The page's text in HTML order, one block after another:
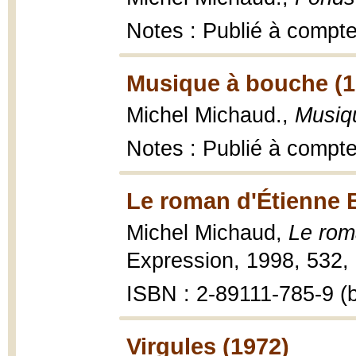
Notes : Publié à
Musique à bouche
Michel Michaud.,
Notes : Publié à
Le roman d'Étienne
Michel Michaud, Le
Expression, 1998,
ISBN : 2-89111-785-9
Virgules (1972)